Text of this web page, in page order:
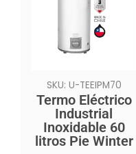
SKU: U-TEEIPM70
Termo Eléctrico
Industrial
Inoxidable 60
litros Pie Winter
$1.279.990.
$949.990.